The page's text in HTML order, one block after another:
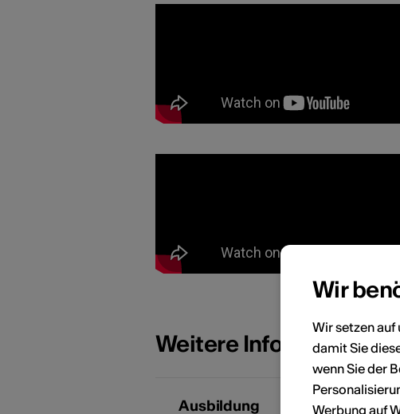
Weitere Informationen
Ausbildung
Née à
Wir
Wir setzen auf
damit Sie
wenn Sie der
Werbung auf